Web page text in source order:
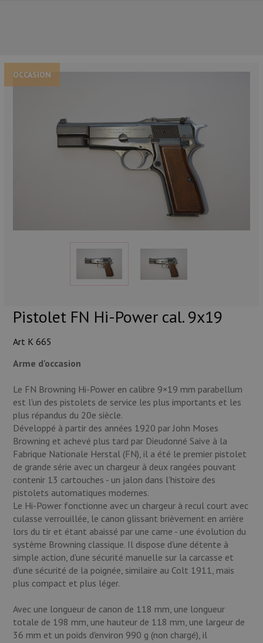
OCCASION
Pistolet FN Hi-Power cal. 9x19
Art K 665
Arme d'occasion
Le FN Browning Hi-Power en calibre 9×19 mm parabellum
est l'un des pistolets de service les plus importants et les
plus répandus du 20e siècle.
Développé à partir des années 1920 par John Moses
Browning et achevé plus tard par Dieudonné Saive à la
Fabrique Nationale Herstal (FN), il a été le premier pistolet
de grande série avec un chargeur à deux rangées pouvant
contenir 13 cartouches - un jalon dans l'histoire des
pistolets automatiques modernes.
Le Hi-Power fonctionne avec un chargeur à recul court avec
culasse verrouillée, le canon glissant brièvement en arrière
lors du tir et étant abaissé par une came - une évolution du
système Browning classique. Il dispose d'une détente à
simple action, d'une sécurité manuelle sur la carcasse et
d'une sécurité de la poignée, similaire au Colt 1911, mais
plus compact et plus léger.
Avec une longueur de canon de 118 mm, une longueur
totale de 198 mm, une hauteur de 118 mm, une largeur de
36 mm et un poids d'environ 990 g (non chargé), il
NOS CATÉGORIES PRINCIPALES
Lampes et accessoires